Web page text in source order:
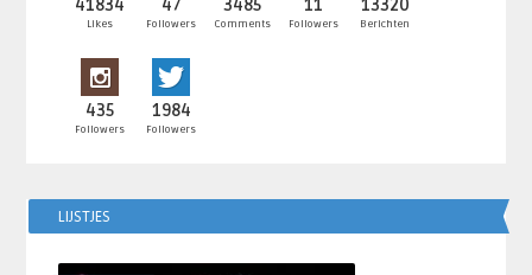
41834
Likes
47
Followers
3485
Comments
11
Followers
13320
Berichten
435
Followers
1984
Followers
LIJSTJES